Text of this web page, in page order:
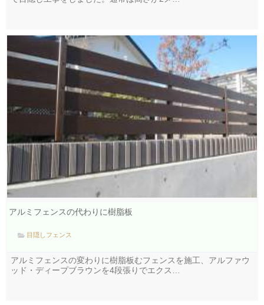
アルミフェンスの代わりに樹脂板
目隠しフェンス
アルミフェンスの変わりに樹脂板むフェンスを施工、アルファウ
ッド・ディープブラウンを4段張りでエクス…